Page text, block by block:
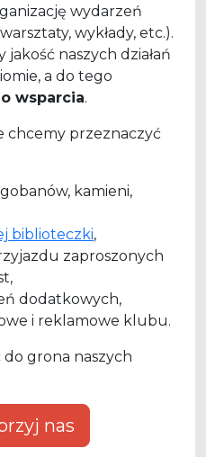
wydarzeń
wykłady, etc.).
naszych działań
a do tego
wsparcia.
chcemy przeznaczyć
kamieni,
biblioteczki,
zaproszonych
dodatkowych,
i reklamowe klubu.
do grona naszych
nas